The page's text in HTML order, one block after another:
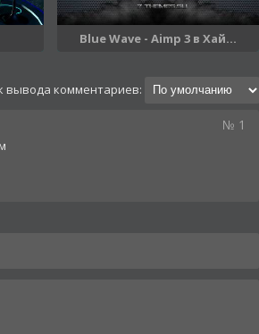
Blue Wave - Aimp 3 в Хай...
вывода комментариев:
№ 1